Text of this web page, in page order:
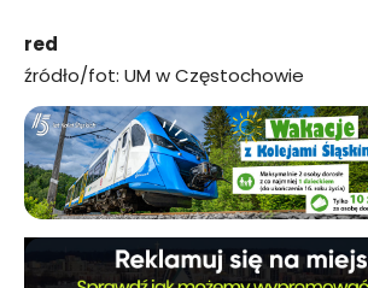
red
źródło/fot: UM w Częstochowie